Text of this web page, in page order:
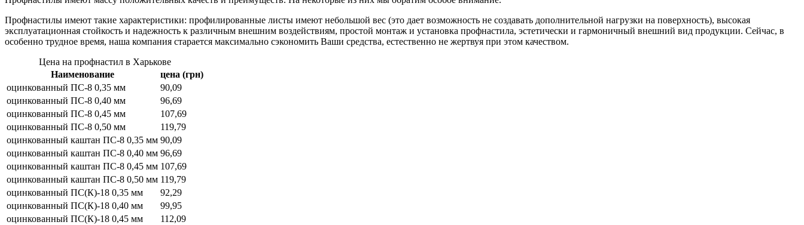
Профнастилы имеют такие характеристики: профилированные листы имеют небольшой вес (это дает возможность не создавать дополнительной нагрузки на поверхность), высокая
эксплуатационная стойкость и надежность к различным внешним воздействиям, простой монтаж и установка профнастила, эстетически и гармоничный внешний вид продукции. Сейчас, в
особенно трудное время, наша компания старается максимально сэкономить Ваши средства, естественно не жертвуя при этом качеством.
Цена на профнастил в Харькове
Наименование
цена (грн)
оцинкованный ПС-8 0,35 мм
90,09
оцинкованный ПС-8 0,40 мм
96,69
оцинкованный ПС-8 0,45 мм
107,69
оцинкованный ПС-8 0,50 мм
119,79
оцинкованный каштан ПС-8 0,35 мм 90,09
оцинкованный каштан ПС-8 0,40 мм 96,69
оцинкованный каштан ПС-8 0,45 мм 107,69
оцинкованный каштан ПС-8 0,50 мм 119,79
оцинкованный ПС(К)-18 0,35 мм
92,29
оцинкованный ПС(К)-18 0,40 мм
99,95
оцинкованный ПС(К)-18 0,45 мм
112,09